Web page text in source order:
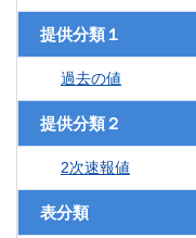
提供分類１
過去の値
提供分類２
2次速報値
表分類